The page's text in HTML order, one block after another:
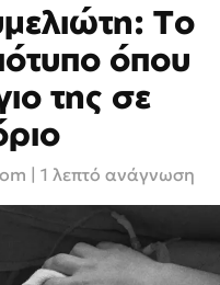
Το
όπου
της σε
| 1 λεπτό ανάγνωση